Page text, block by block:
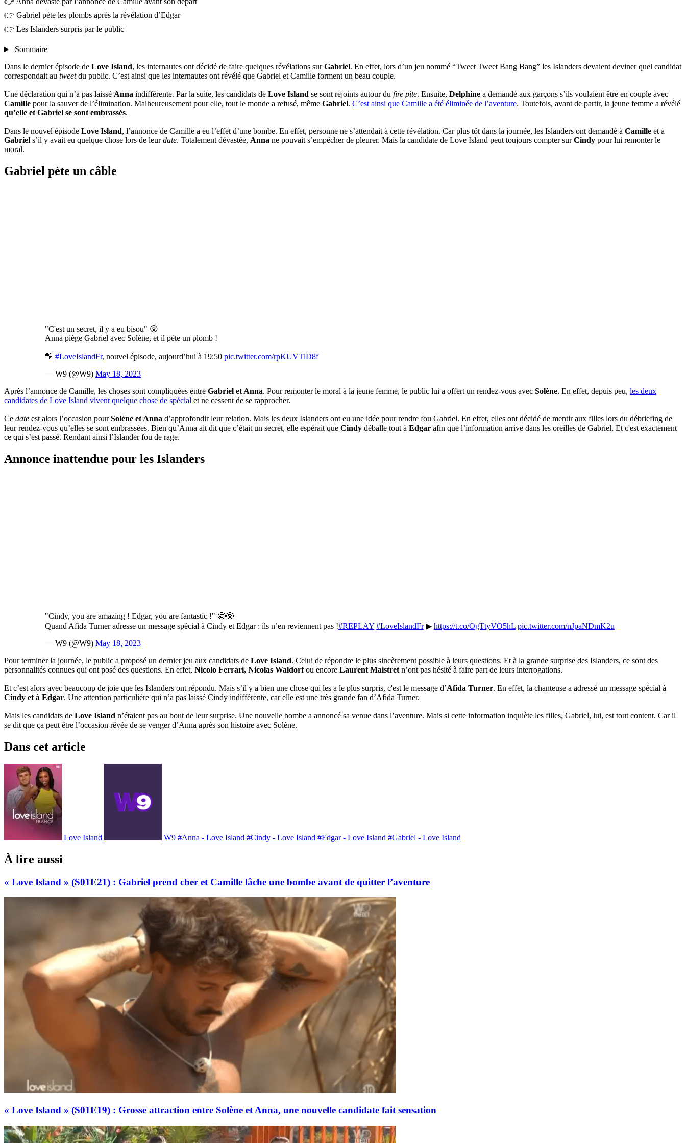
👉 Gabriel pète les plombs après la révélation d’Edgar
👉 Les Islanders surpris par le public
Sommaire
Dans le dernier épisode de Love Island, les internautes ont décidé de faire quelques révélations surGabriel. En effet, lors d’un jeu nommé “Tweet Tweet Bang Bang” les Islanders devaient deviner quel candidat
correspondait au tweetdu public. C’est ainsi que les internautes ont révélé que Gabriel et Camille forment un beau couple.
Une déclaration qui n’a pas laissé Anna indifférente. Par la suite, les candidats de Love Island se sont rejoints autour du fire pite. Ensuite, Delphine a demandé aux garçons s’ils voulaient être en couple avec
Camille pour la sauver de l’élimination. Malheureusement pour elle, tout le monde a refusé, même Gabriel. C’est ainsi que Camille a été éliminée de l’aventure. Toutefois, avant de partir, la jeune femme a révélé
qu’elle et Gabriel se sont embrassés.
Dans le nouvel épisode Love Island, l’annonce de Camille a eu l’effet d’une bombe. En effet, personne ne s’attendait à cette révélation. Car plus tôt dans la journée, les Islanders ont demandé à Camille et à
Gabriel s’il y avait eu quelque chose lors de leurdate. Totalement dévastée, Anna ne pouvait s’empêcher de pleurer. Mais la candidate de Love Island peut toujours compter surCindy pour lui remonter le
moral.
Gabriel pète un câble
"C'est un secret, il y a eu bisou" 😲
Anna piège Gabriel avec Solène, et il pète un plomb !
💛 #LoveIslandFr, nouvel épisode, aujourd’hui à 19:50 pic.twitter.com/rpKUVTlD8f
— W9 (@W9) May 18, 2023
Après l’annonce de Camille, les choses sont compliquées entre Gabriel et Anna. Pour remonter le moral à la jeune femme, le public lui a offert un rendez-vous avec Solène. En effet, depuis peu, les deux
candidates de Love Island vivent quelque chose de spécial et ne cessent de se rapprocher.
Ce date est alors l’occasion pourSolène et Anna d’approfondir leur relation. Mais les deux Islanders ont eu une idée pour rendre fou Gabriel. En effet, elles ont décidé de mentir aux filles lors du débriefing de
leur rendez-vous qu’elles se sont embrassées. Bien qu’Anna ait dit que c’était un secret, elle espérait que Cindy déballe tout à Edgar afin que l’information arrive dans les oreilles de Gabriel. Et c'est exactement
ce qui s’est passé. Rendant ainsi l’Islander fou de rage.
Annonce inattendue pour les Islanders
"Cindy, you are amazing ! Edgar, you are fantastic !" 🤩😲
Quand Afida Turner adresse un message spécial à Cindy et Edgar : ils n’en reviennent pas !#REPLAY #LoveIslandFr▶ https://t.co/OgTtyVO5hL pic.twitter.com/nJpaNDmK2u
— W9 (@W9) May 18, 2023
Pour terminer la journée, le public a proposé un dernier jeu aux candidats de Love Island. Celui de répondre le plus sincèrement possible à leurs questions. Et à la grande surprise des Islanders, ce sont des
personnalités connues qui ont posé des questions. En effet, Nicolo Ferrari, Nicolas Waldorfou encore Laurent Maistret n’ont pas hésité à faire part de leurs interrogations.
Et c’est alors avec beaucoup de joie que les Islanders ont répondu. Mais s’il y a bien une chose qui les a le plus surpris, c'est le message d’Afida Turner. En effet, la chanteuse a adressé un message spécial à
Cindy et à Edgar. Une attention particulière qui n’a pas laissé Cindy indifférente, car elle est une très grande fan d’Afida Turner.
Mais les candidats de Love Island n’étaient pas au bout de leur surprise. Une nouvelle bombe a annoncé sa venue dans l’aventure. Mais si cette information inquiète les filles, Gabriel, lui, est tout content. Car il
se dit que ça peut être l’occasion rêvée de se venger d’Anna après son histoire avec Solène.
Dans cet article
Love Island W9 #Anna - Love Island #Cindy - Love Island #Edgar - Love Island #Gabriel - Love Island
À lire aussi
« Love Island » (S01E21) : Gabriel prend cher et Camille lâche une bombe avant de quitter l’aventure
« Love Island » (S01E19) : Grosse attraction entre Solène et Anna, une nouvelle candidate fait sensation